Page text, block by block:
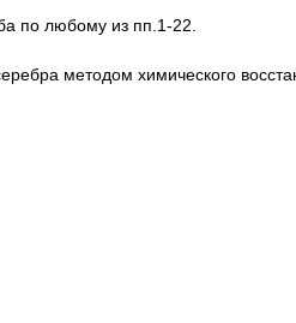
по любому из пп.1-22.
методом химического